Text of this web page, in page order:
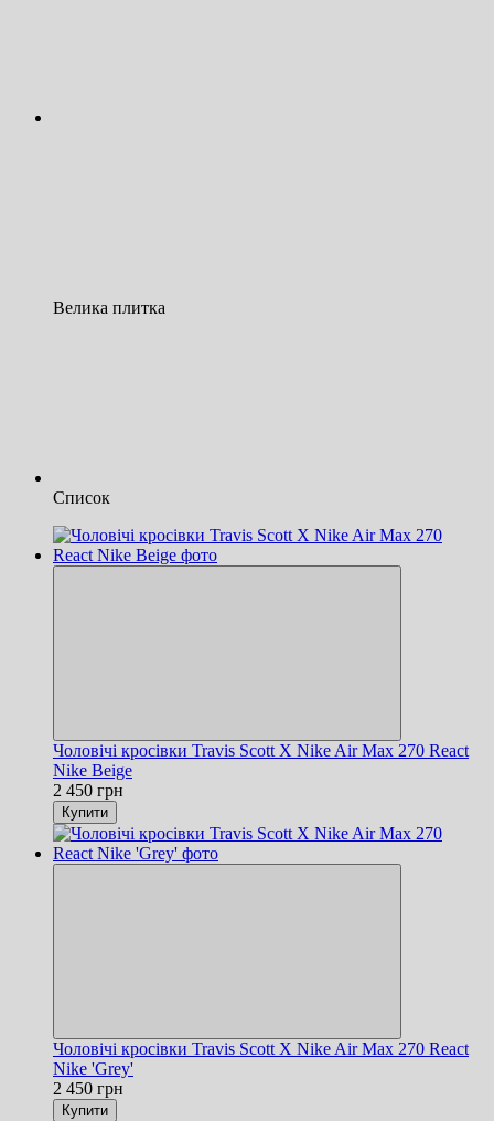
Велика плитка
Список
Чоловічі кросівки Travis Scott X Nike Air Max 270 React
Nike Beige
2 450 грн
Купити
Чоловічі кросівки Travis Scott X Nike Air Max 270 React
Nike 'Grey'
2 450 грн
Купити